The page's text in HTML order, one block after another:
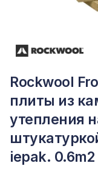
Rockwool
плиты из
утепления
iepak. 0.6m2